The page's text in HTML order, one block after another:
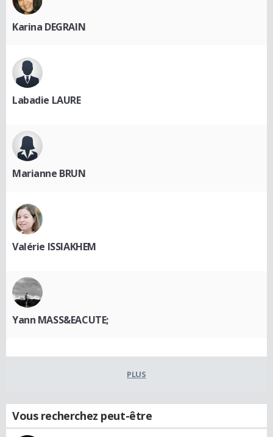
Karina DEGRAIN
Labadie LAURE
Marianne BRUN
Valérie ISSIAKHEM
Yann MASS&EACUTE;
PLUS
Vous recherchez peut-être